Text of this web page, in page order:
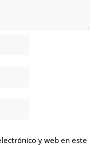
y web en este